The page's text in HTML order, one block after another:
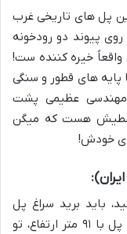
پل های تاریخی غرب
روی پیوند دو رودخونه
خیره کننده ست!
های قطور و سنگی
عظیمی پشت
هست که میگن
خودش!
باید برید سراغ پل
کلهرت که بهش پل «ممولو» هم میگن. این پل با ۹۱ متر ارتفاع، تو